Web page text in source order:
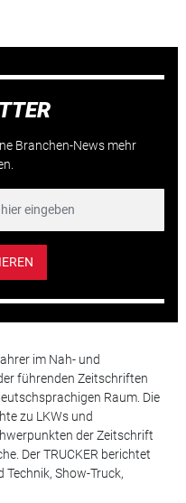
Branchen-News mehr
im Nah- und
führenden Zeitschriften
Raum. Die
zu LKWs und
der Zeitschrift
Der TRUCKER berichtet
Technik, Show-Truck,